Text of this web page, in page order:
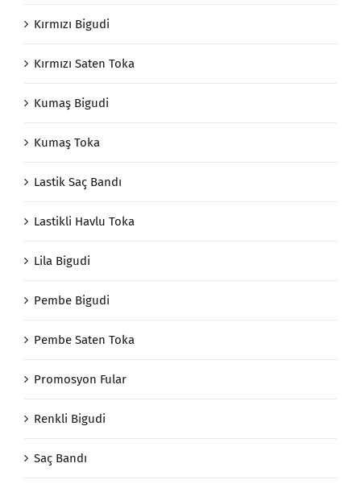
Kırmızı Bigudi
Kırmızı Saten Toka
Kumaş Bigudi
Kumaş Toka
Lastik Saç Bandı
Lastikli Havlu Toka
Lila Bigudi
Pembe Bigudi
Pembe Saten Toka
Promosyon Fular
Renkli Bigudi
Saç Bandı